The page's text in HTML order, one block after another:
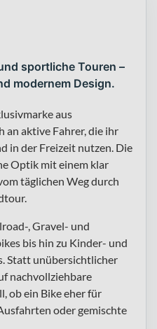
sportliche Touren –
modernem Design.
aus
an aktive Fahrer, die ihr
in der Freizeit nutzen. Die
Optik mit einem klar
täglichen Weg durch
, Gravel- und
bis hin zu Kinder- und
Statt unübersichtlicher
nachvollziehbare
ob ein Bike eher für
oder gemischte